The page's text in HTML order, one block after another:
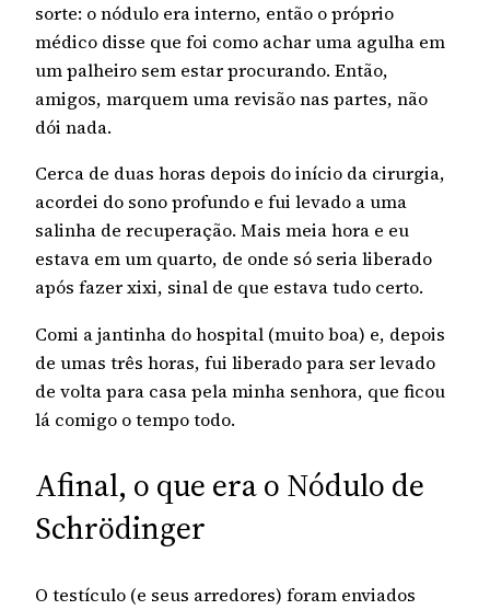
sorte: o nódulo era interno, então o próprio
médico disse que foi como achar uma agulha em
um palheiro sem estar procurando. Então,
amigos, marquem uma revisão nas partes, não
dói nada.
Cerca de duas horas depois do início da cirurgia,
acordei do sono profundo e fui levado a uma
salinha de recuperação. Mais meia hora e eu
estava em um quarto, de onde só seria liberado
após fazer xixi, sinal de que estava tudo certo.
Comi a jantinha do hospital (muito boa) e, depois
de umas três horas, fui liberado para ser levado
de volta para casa pela minha senhora, que ficou
lá comigo o tempo todo.
Afinal, o que era o Nódulo de
Schrödinger
O testículo (e seus arredores) foram enviados